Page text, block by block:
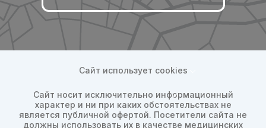
Сайт использует cookies
Сайт носит исключительно информационный
характер и ни при каких обстоятельствах не
является публичной офертой. Посетители сайта не
должны использовать их в качестве медицинских